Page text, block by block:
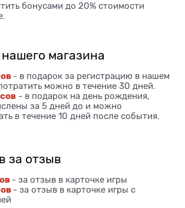
бонусами до 20% стоимости
магазина
- в подарок за регистрацию в нашем
можно в течение 30 дней.
- в подарок на день рождения,
за 5 дней до и можно
в течение 10 дней после события.
за отзыв
- за отзыв в карточке игры
- за отзыв в карточке игры с